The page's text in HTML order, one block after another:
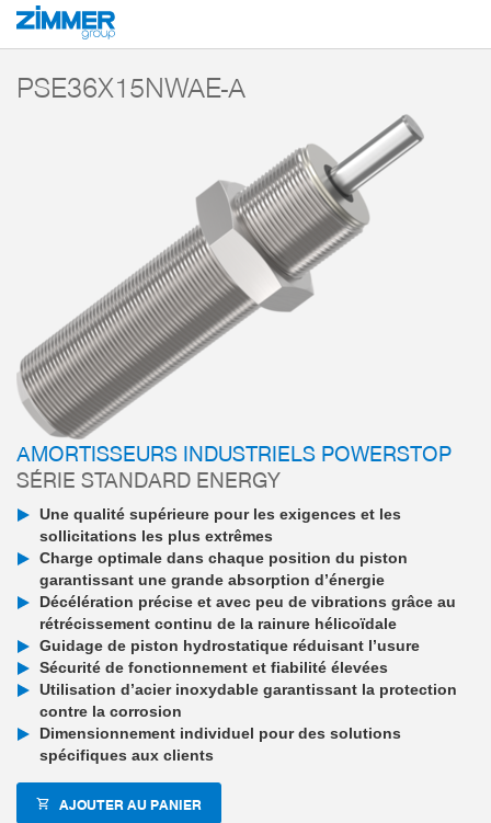
Démarrage Produits
PSE36X15NWAE-A
AMORTISSEURS INDUSTRIELS POWERSTOP
SÉRIE STANDARD ENERGY
Une qualité supérieure pour les exigences et les
sollicitations les plus extrêmes
Charge optimale dans chaque position du piston
garantissant une grande absorption d’énergie
Décélération précise et avec peu de vibrations grâce au
rétrécissement continu de la rainure hélicoïdale
Guidage de piston hydrostatique réduisant l’usure
Sécurité de fonctionnement et fiabilité élevées
Utilisation d’acier inoxydable garantissant la protection
contre la corrosion
Dimensionnement individuel pour des solutions
spécifiques aux clients
AJOUTER AU PANIER